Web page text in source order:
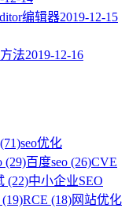
编辑器2019-12-15
法2019-12-16
seo优化
(29)百度seo (26)CVE
(22)中小企业SEO
RCE (18)网站优化